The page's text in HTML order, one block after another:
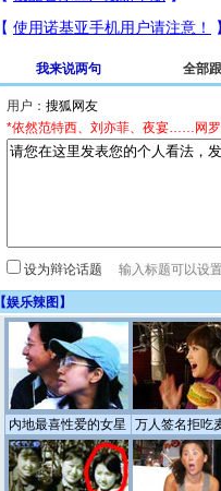
我来说两句 全部
用户：
*依然范特西、刘亦菲、夜宴……网罗
设为辩论话题
【娱乐辣图 】
内地最喜性爱的女星 万人签名拒吃